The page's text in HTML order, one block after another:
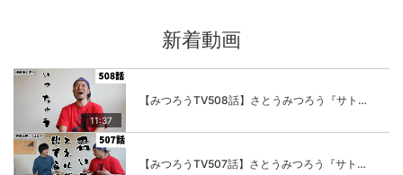
新着動画
11:37
【みつろうTV508話】さとうみつろう『サトレル男塾』編④「“毎日”が変わります。楽しく」
【みつろうTV507話】さとうみつろう『サトレル男塾』編③「快楽は“自分のカラダの内側”にしかない」